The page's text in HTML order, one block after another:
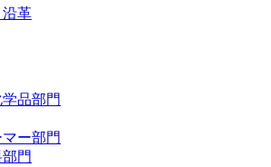
革
品部門
ー部門
門